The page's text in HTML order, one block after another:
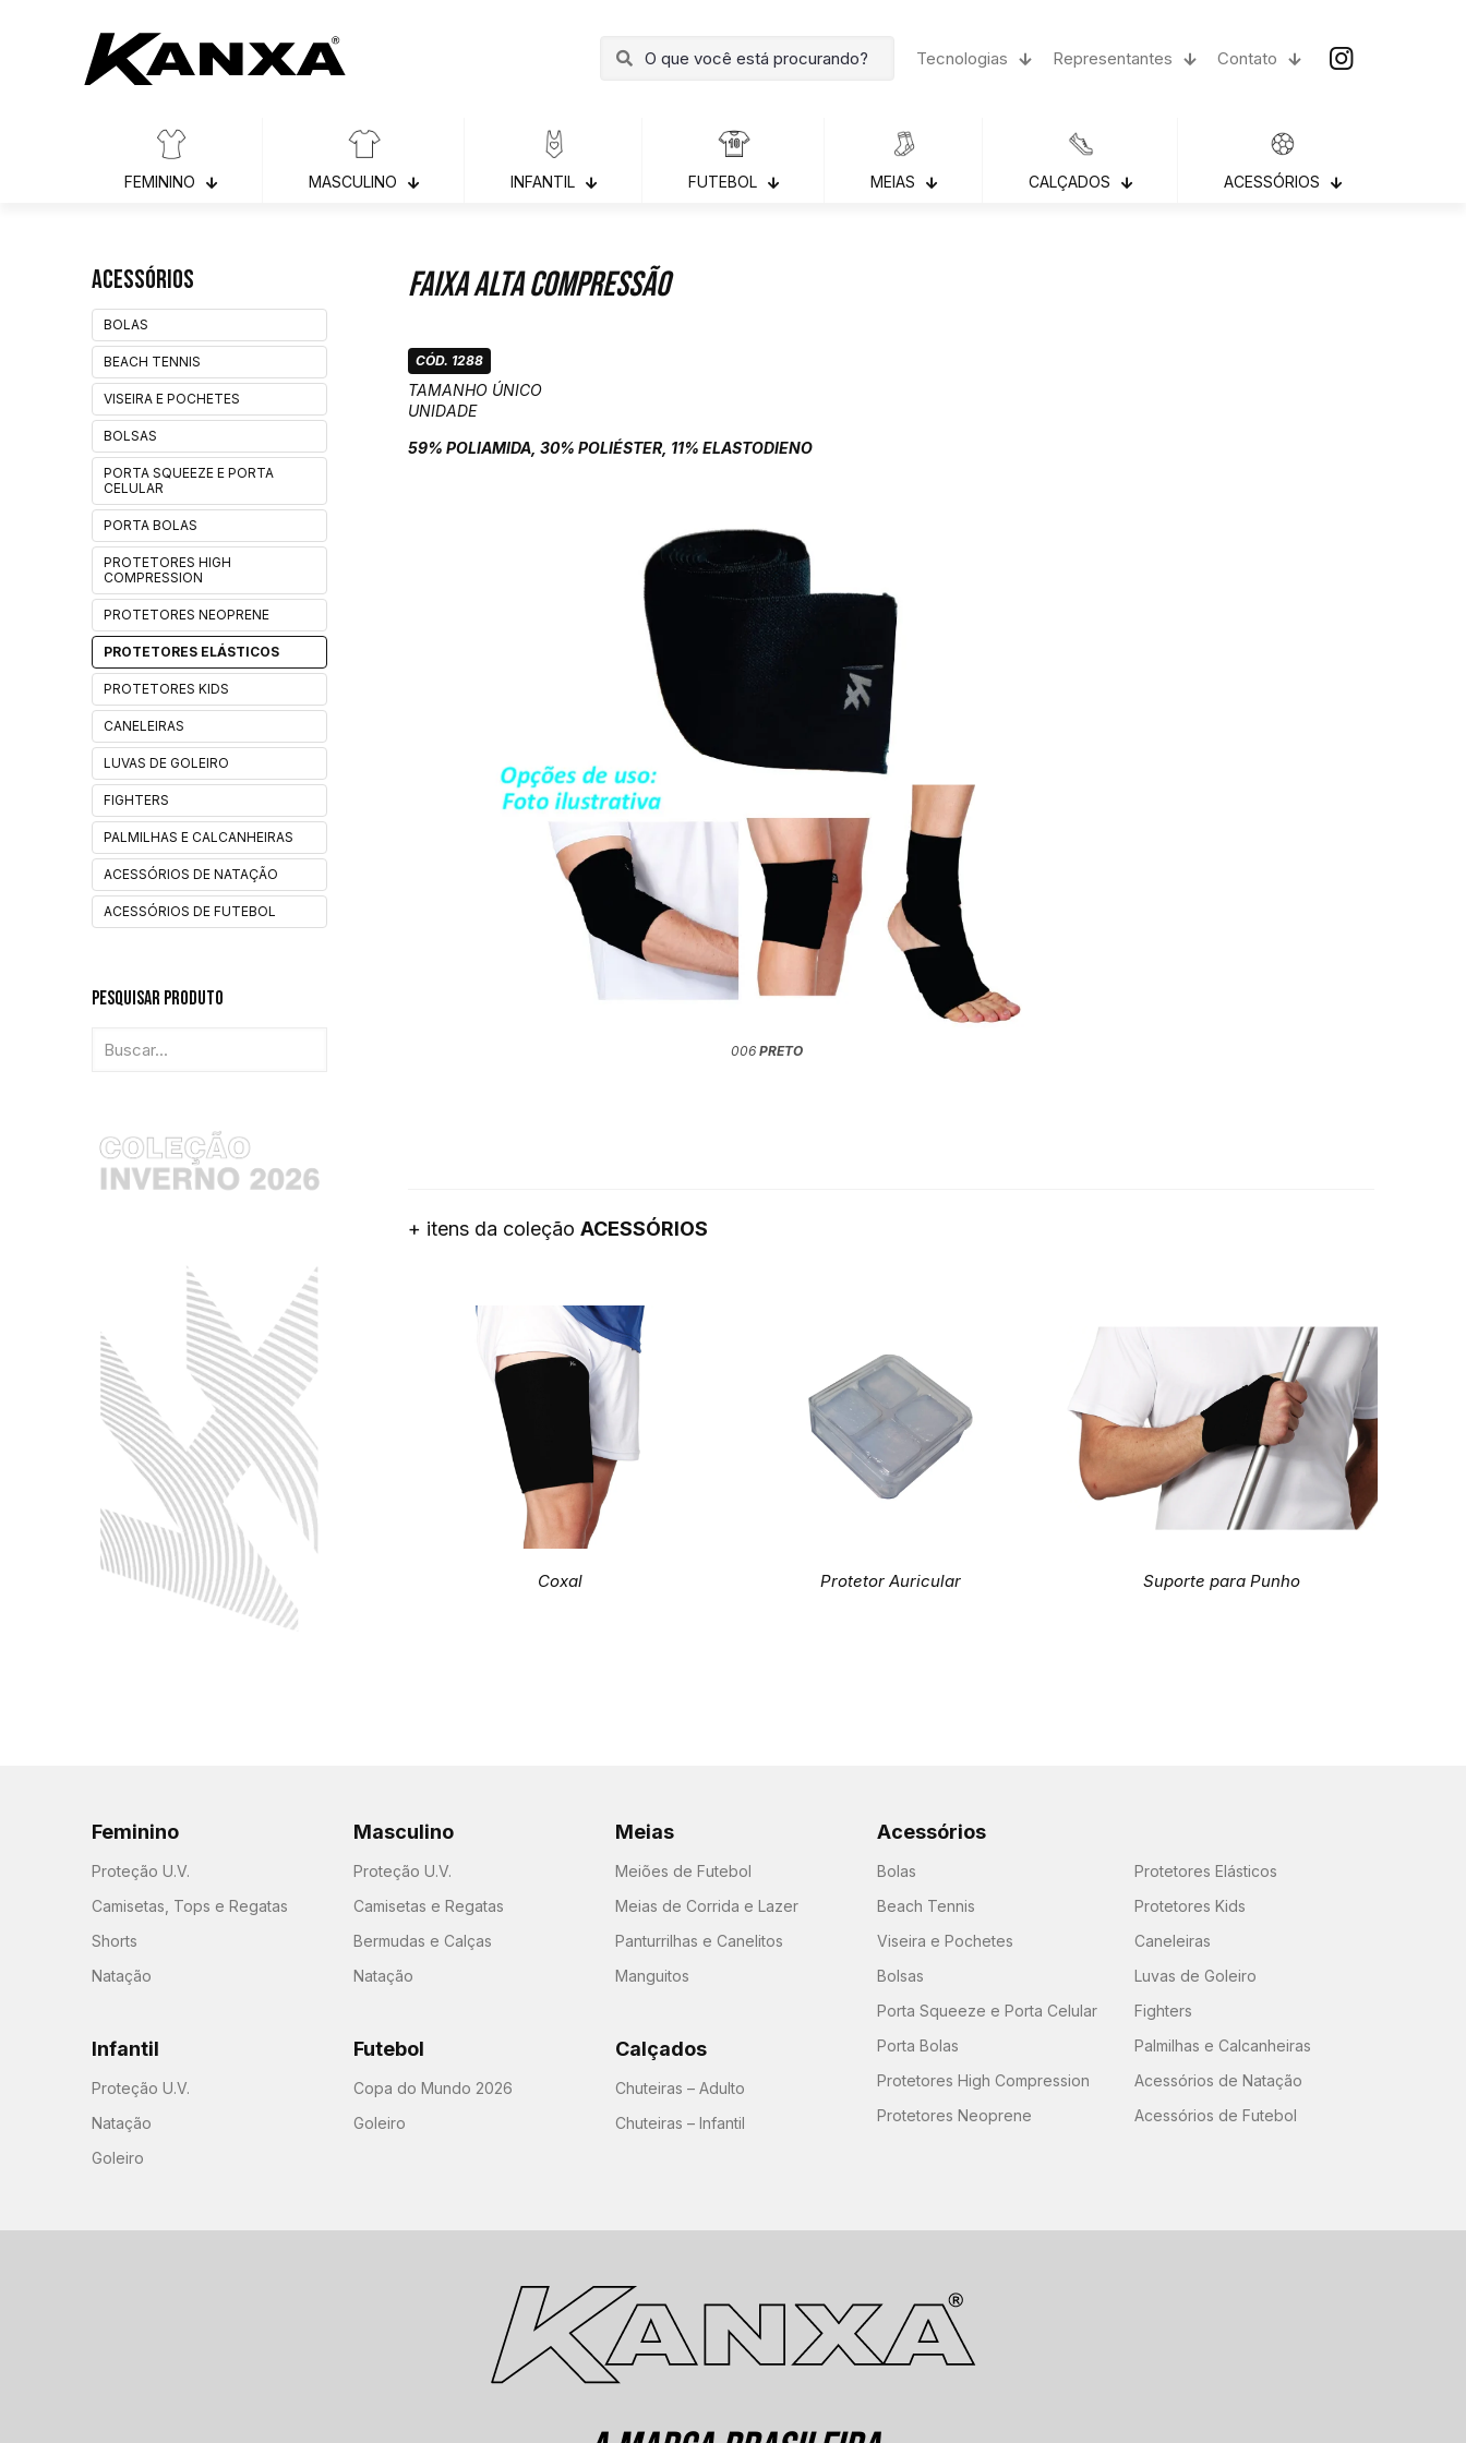
Tecnologias Representantes Contato
FEMININO MASCULINO INFANTIL FUTEBOL MEIAS CALÇADOS ACESSÓRIOS
Acessórios
BOLAS
BEACH TENNIS
VISEIRA E POCHETES
BOLSAS
PORTA SQUEEZE E PORTA
CELULAR
PORTA BOLAS
PROTETORES HIGH
COMPRESSION
PROTETORES NEOPRENE
PROTETORES ELÁSTICOS
PROTETORES KIDS
CANELEIRAS
LUVAS DE GOLEIRO
FIGHTERS
PALMILHAS E CALCANHEIRAS
ACESSÓRIOS DE NATAÇÃO
ACESSÓRIOS DE FUTEBOL
Pesquisar Produto
Faixa Alta Compressão
CÓD. 1288
TAMANHO ÚNICO
UNIDADE
59% POLIAMIDA, 30% POLIÉSTER, 11% ELASTODIENO
006PRETO
+ itens da coleção ACESSÓRIOS
Coxal Protetor Auricular Suporte para Punho
Feminino
Proteção U.V.
Camisetas, Tops e Regatas
Shorts
Natação
Infantil
Proteção U.V.
Natação
Goleiro
Masculino
Proteção U.V.
Camisetas e Regatas
Bermudas e Calças
Natação
Futebol
Copa do Mundo 2026
Goleiro
Meias
Meiões de Futebol
Meias de Corrida e Lazer
Panturrilhas e Canelitos
Manguitos
Calçados
Chuteiras – Adulto
Chuteiras – Infantil
Acessórios
Bolas
Beach Tennis
Viseira e Pochetes
Bolsas
Porta Squeeze e Porta Celular
Porta Bolas
Protetores High Compression
Protetores Neoprene
Protetores Elásticos
Protetores Kids
Caneleiras
Luvas de Goleiro
Fighters
Palmilhas e Calcanheiras
Acessórios de Natação
Acessórios de Futebol